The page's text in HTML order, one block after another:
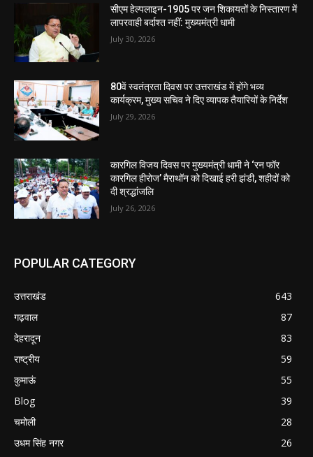
सीएम हेल्पलाइन-1905 पर जन शिकायतों के निस्तारण में
लापरवाही बर्दाश्त नहीं: मुख्यमंत्री धामी
July 30, 2026
80वें स्वतंत्रता दिवस पर उत्तराखंड में होंगे भव्य
कार्यक्रम, मुख्य सचिव ने दिए व्यापक तैयारियों के निर्देश
July 29, 2026
कारगिल विजय दिवस पर मुख्यमंत्री धामी ने ‘रन फॉर
कारगिल हीरोज’ मैराथॉन को दिखाई हरी झंडी, शहीदों को
दी श्रद्धांजलि
July 26, 2026
POPULAR CATEGORY
उत्तराखंड
643
गढ़वाल
87
देहरादून
83
राष्ट्रीय
59
कुमाऊं
55
Blog
39
चमोली
28
उधम सिंह नगर
26